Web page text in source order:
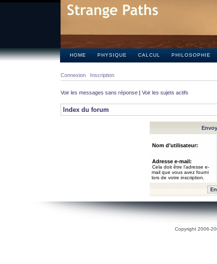
HOME PHYSIQUE CALCUL PHILOSOPHIE
Connexion Inscription
Voir les messages sans réponse | Voir les sujets actifs
Index du forum
Nom d’utilisateur:
Adresse e-mail:
Cela doit être l’adresse e-
mail que vous avez fourni
lors de votre inscription.
Copyright 2006-